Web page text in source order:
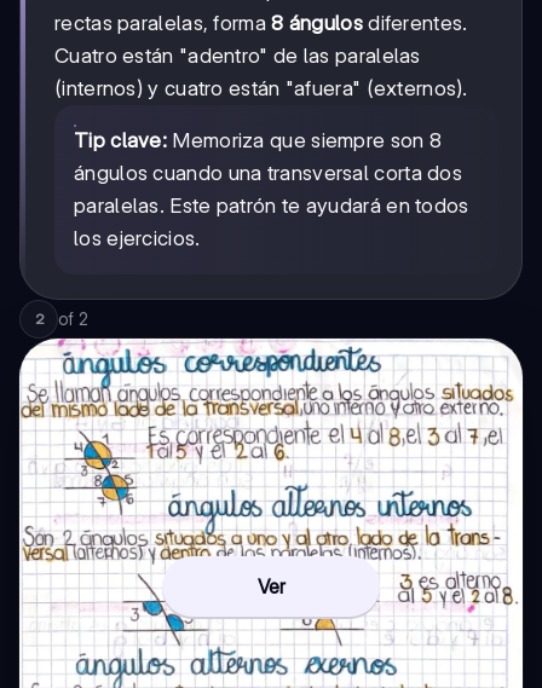
rectas paralelas, forma8 ángulosdiferentes.
Cuatro están "adentro" de las paralelas
(internos) y cuatro están "afuera" (externos).
Tip clave: Memoriza que siempre son 8
ángulos cuando una transversal corta dos
paralelas. Este patrón te ayudará en todos
los ejercicios.
2 of 2
Ver